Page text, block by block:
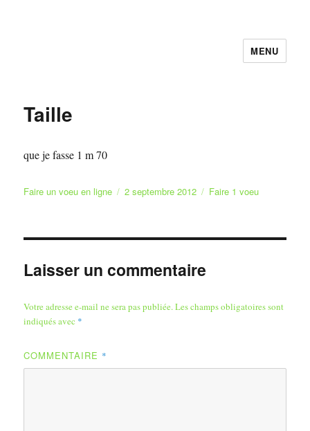
Faire et Ecrire un voeu gratuitement
MENU
Taille
que je fasse 1 m 70
Auteur
Faire un voeu en ligne
Publié
2 septembre 2012 Catégories
Faire 1 voeu
Laisser un commentaire
Votre adresse e-mail ne sera pas publiée.Les champs obligatoires sont
indiqués avec *
COMMENTAIRE *